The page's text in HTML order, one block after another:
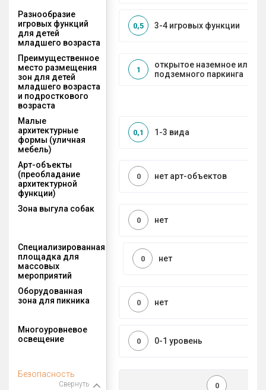
Разнообразие
игровых функций
для детей
младшего возраста
3-4 игровых функции
0,5
Преимущественное
место размещения
зон для детей
младшего возраста
и подросткового
возраста
открытое наземное или на
подземного паркинга
1
Малые
архитектурные
формы (уличная
мебель)
1-3 вида
0,1
Арт-объекты
(преобладание
архитектурной
функции)
нет арт-объектов
0
Зона выгула собак
нет
0
Специализированная
площадка для
массовых
мероприятий
нет
0
Оборудованная
зона для пикника
нет
0
Многоуровневое
освещение
0-1 уровень
0
Безопасность
Свернуть 0